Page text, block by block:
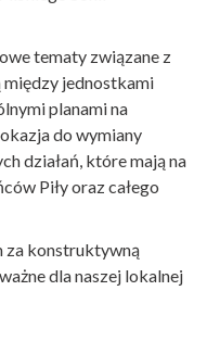
tematy związane z
jednostkami
planami na
do wymiany
działań, które mają na
Piły oraz całego
za konstruktywną
dla naszej lokalnej